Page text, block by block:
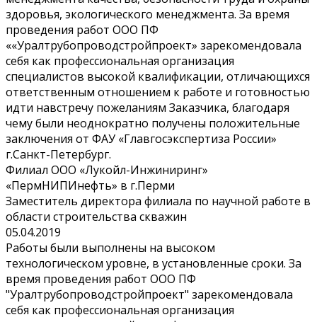
здоровья, экологического менеджмента. За время
проведения работ ООО ПФ
««Уралтрубопроводстройпроект» зарекомендовала
себя как профессиональная организация
специалистов высокой квалификации, отличающихся
ответственным отношением к работе и готовностью
идти навстречу пожеланиям Заказчика, благодаря
чему были неоднократно получены положительные
заключения от ФАУ «Главгосэкспертиза России»
г.Санкт-Петербург.
Филиал ООО «Лукойл-Инжиниринг»
«ПермНИПИнефть» в г.Перми
Заместитель директора филиала по научной работе в
области строительства скважин
05.04.2019
Работы были выполнены на высоком
технологическом уровне, в установленные сроки. За
время проведения работ ООО ПФ
"Уралтрубопроводстройпроект" зарекомендовала
себя как профессиональная организация